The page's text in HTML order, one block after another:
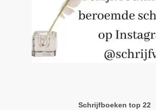
Schrijfboeken top 22